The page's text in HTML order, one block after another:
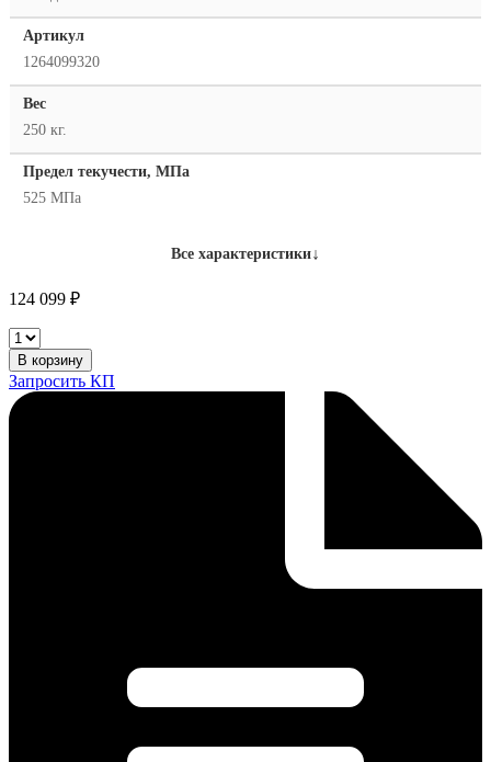
Артикул
1264099320
Вес
250 кг.
Предел текучести, МПа
525 МПа
Все характеристики↓
124 099 ₽
ESAB
OK
Autrod
12.64
-
В корзину
Запросить КП